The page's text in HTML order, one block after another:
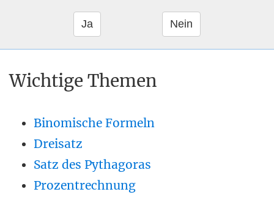
Wichtige Themen
Binomische Formeln
Dreisatz
Satz des Pythagoras
Prozentrechnung